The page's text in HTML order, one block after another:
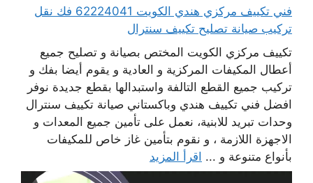
فني تكييف مركزي هندي الكويت 62224041 فك نقل
تركيب صيانة تصليح تكييف سنترال
تكييف مركزي الكويت المختص بصيانة و تصليح جميع
أعطال المكيفات المركزية و العادية و يقوم أيضا بفك و
تركيب جميع القطع التالفة واستبدالها بقطع جديدة نوفر
افضل فني تكييف هندي وباكستاني صيانة تكييف سنترال
وحدات تبريد للابنية، نعمل على تأمين جميع المعدات و
الاجهزة اللازمة ، و نقوم بتأمين غاز خاص للمكيفات
بأنواع متنوعة و ... اقرأ المزيد